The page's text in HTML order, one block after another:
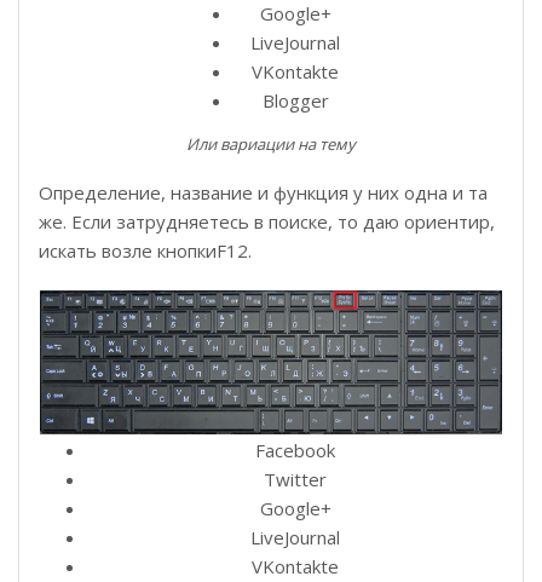
Google+
LiveJournal
VKontakte
Blogger
Или вариации на тему
Определение, название и функция у них одна и та
же. Если затрудняетесь в поиске, то даю ориентир,
искать возле кнопкиF12.
Facebook
Twitter
Google+
LiveJournal
VKontakte